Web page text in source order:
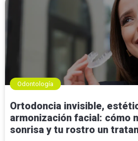
Odontología
Ortodoncia invisible,
armonización facial: cómo
sonrisa y tu rostro un